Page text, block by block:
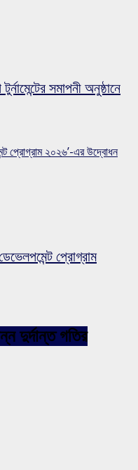
সমাপনী অনুষ্ঠানে
প্রোগ্রাম ২০২৬’-এর উদ্বোধন
প্রোগ্রাম
দুর্দান্ত গতির